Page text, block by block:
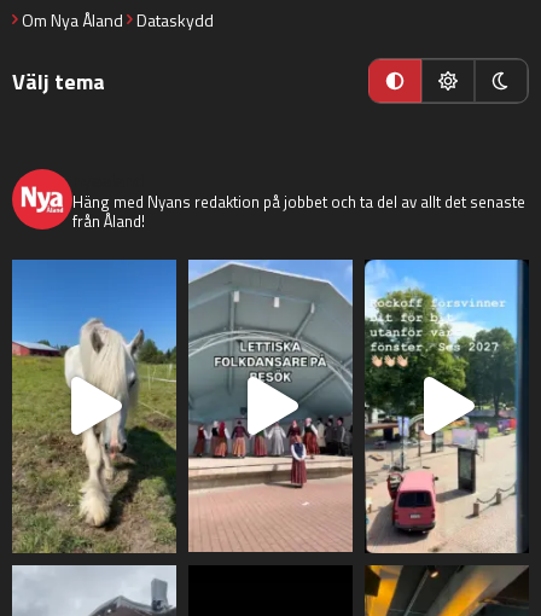
Om Nya Åland Dataskydd
Välj tema
Häng med Nyans redaktion på jobbet och ta del av allt det senaste
från Åland!